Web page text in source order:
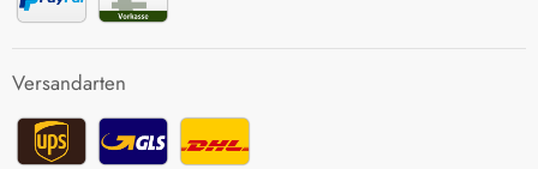
Kontakt
Versandarten